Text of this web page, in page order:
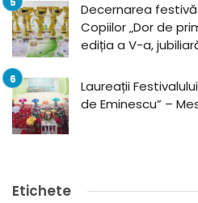
Decernarea
Copiilor „Dor de
ediția a V-a,
Laureații
de Eminescu” –
Etichete